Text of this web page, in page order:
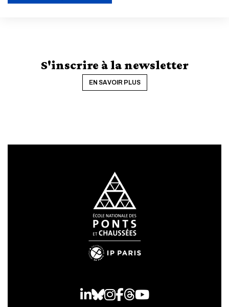
S'inscrire à la newsletter
EN SAVOIR PLUS
LinkedIn
Bluesky
Instagram
Facebook
Threads
Youtube